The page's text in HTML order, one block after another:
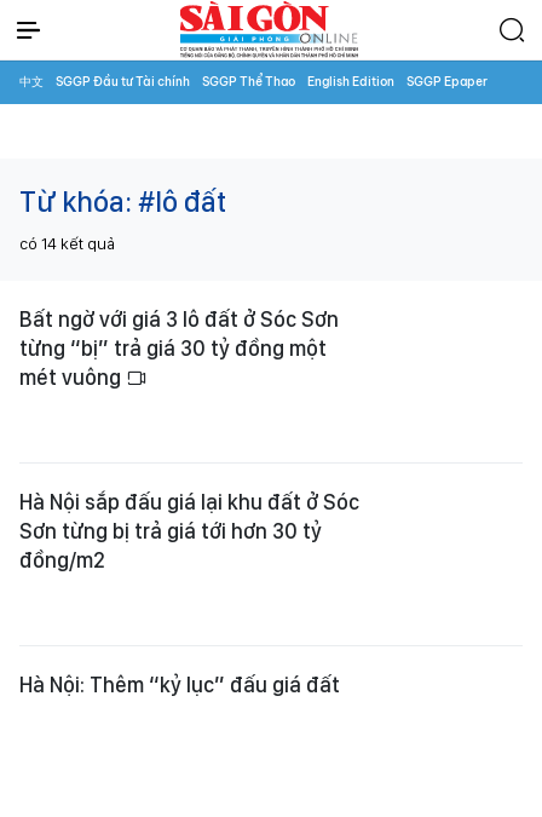
中文 SGGP Đầu tư Tài chính SGGP Thể Thao English Edition SGGP Epaper
Từ khóa: #lô đất
có 14 kết quả
Bất ngờ với giá 3 lô đất ở Sóc Sơn
từng “bị” trả giá 30 tỷ đồng một
mét vuông
Hà Nội sắp đấu giá lại khu đất ở Sóc
Sơn từng bị trả giá tới hơn 30 tỷ
đồng/m2
Hà Nội: Thêm “kỷ lục” đấu giá đất